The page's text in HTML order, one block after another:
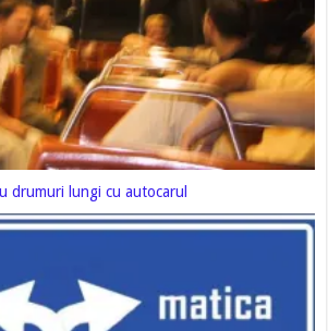
drumuri lungi cu autocarul